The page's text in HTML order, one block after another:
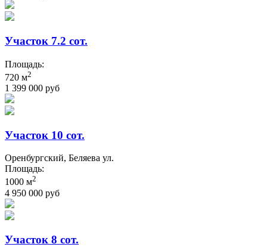
Участок 7.2 сот.
Площадь:
720 м2
1 399 000 руб
Участок 10 сот.
Оренбургский, Беляева ул.
Площадь:
1000 м2
4 950 000 руб
Участок 8 сот.